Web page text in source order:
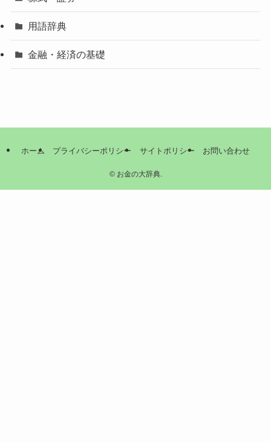
用語辞典
金融・経済の基礎
ホーム プライバシーポリシー サイトポリシー お問い合わせ
©お金の大辞典.